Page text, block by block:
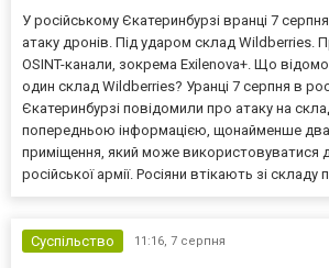
У російському Єкатеринбурзі вранці 7
атаку дронів. Під ударом склад Wildberries.
OSINT-канали, зокрема Exilenova+. Що
один склад Wildberries? Уранці 7 серпня в
Єкатеринбурзі повідомили про атаку на
попередньою інформацією, щонайменше
приміщення, який може використовуватися
російської армії. Росіяни втікають зі складу
Суспільство 11:16, 7 серпня